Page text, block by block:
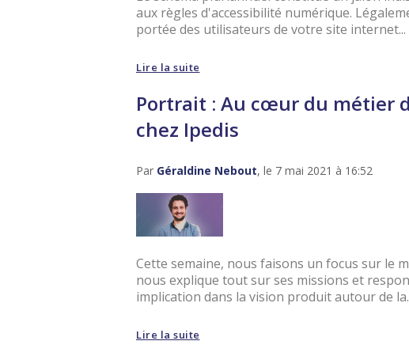
aux règles d'accessibilité numérique.
portée des utilisateurs de votre site internet...
Lire la suite
Portrait : Au cœur du métier
chez Ipedis
Par Géraldine Nebout, le 7 mai 2021 à 16:52
Cette semaine, nous faisons un focus sur le
nous explique tout sur ses missions et
implication dans la vision produit autour de
Lire la suite